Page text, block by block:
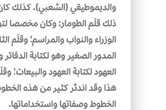
والديموطيقي (الشعبي). كذلك
ذلك قلَم الطومار: وكان مخصصا
الوزراء والنواب والمراسم؛ وقلَم
المدور الصغير وهو لكتابة
العهود لكتابة العهود والبيعات؛
هذا وقد اندثر كثير من هذه
الخطوط وصفاتها واستخداماتها.